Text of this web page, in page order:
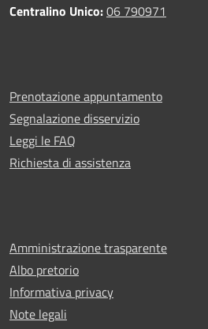
Centralino Unico:06 790971
Prenotazione appuntamento
Segnalazione disservizio
Leggi le FAQ
Richiesta di assistenza
Amministrazione trasparente
Albo pretorio
Informativa privacy
Note legali